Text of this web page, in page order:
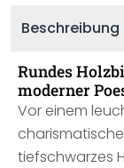
Beschreibung
Rundes
moderner
Vor einem
tiefschwarzes